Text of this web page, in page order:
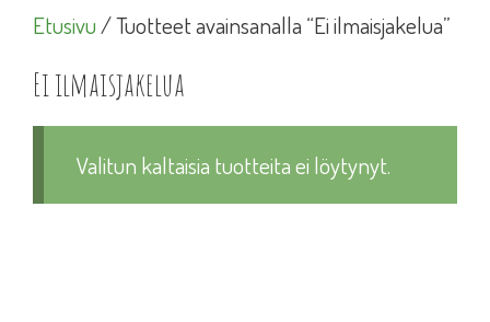
Etusivu/ Tuotteet avainsanalla “Ei ilmaisjakelua”
Ei ilmaisjakelua
Valitun kaltaisia tuotteita ei löytynyt.